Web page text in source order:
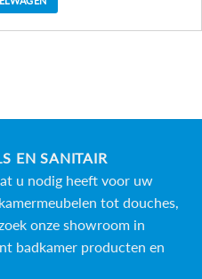
EN SANITAIR
u nodig heeft voor uw
tot douches,
onze showroom in
badkamer producten en